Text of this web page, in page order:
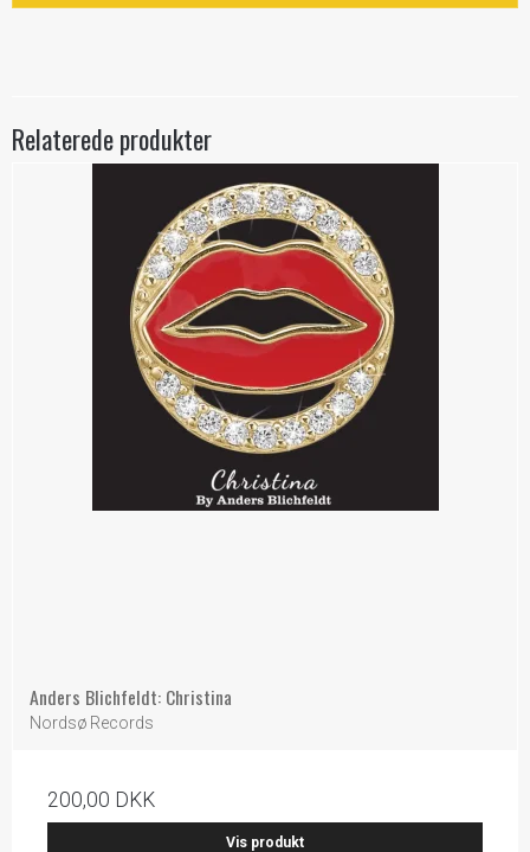
Relaterede produkter
Anders Blichfeldt: Christina
Nordsø Records
200,00 DKK
Vis produkt